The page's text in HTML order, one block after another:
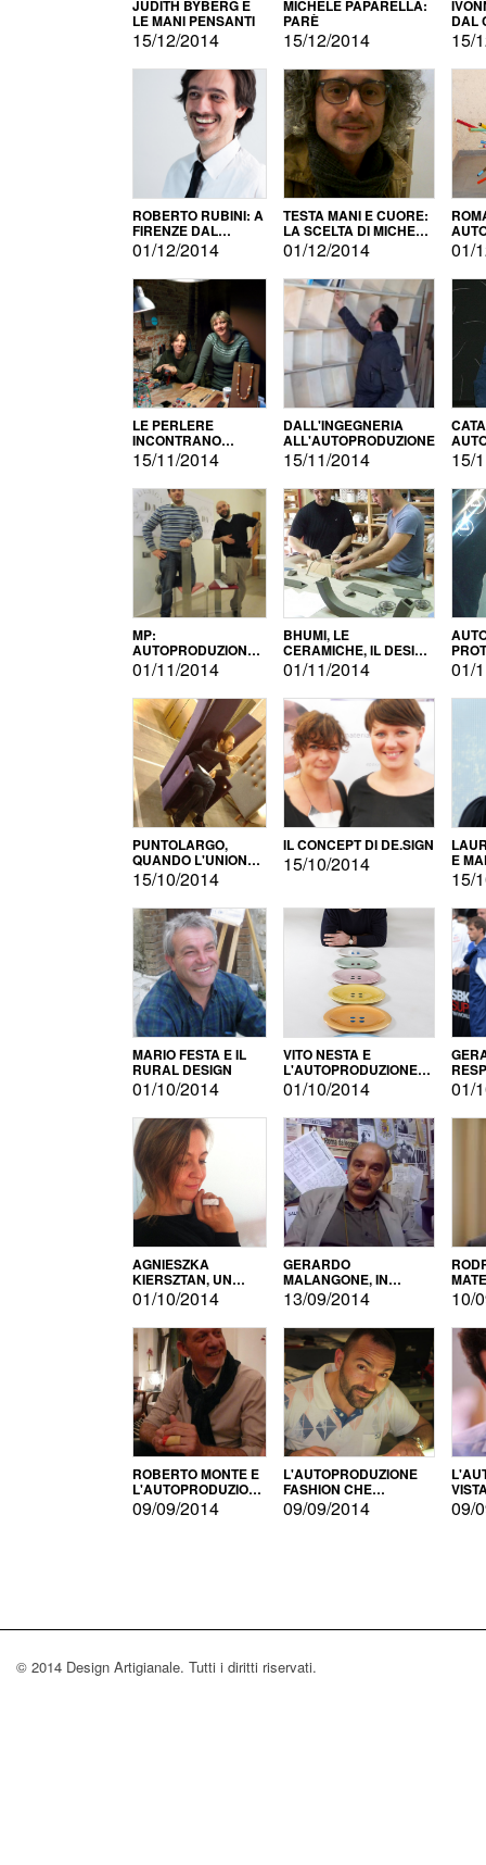
JUDITH BYBERG E
LE MANI PENSANTI
15/12/2014
MICHELE PAPARELLA:
PARÈ
15/12/2014
DAL
15/
ROBERTO RUBINI: A
FIRENZE DAL
PRODOTTO ALLA
PROMOZIONE
01/12/2014
TESTA MANI E CUORE:
LA SCELTA DI MICHELE
BARBERIO
01/12/2014 01/
LE PERLERE
INCONTRANO
L'AUTOPRODUZIONE
15/11/2014
DALL'INGEGNERIA
ALL'AUTOPRODUZIONE
15/11/2014 15/
MP:
AUTOPRODUZIONE
E INNOVAZIONE
01/11/2014
BHUMI, LE
CERAMICHE, IL DESIGN
E L'AUTOPRODUZIONE
01/11/2014 01/
PUNTOLARGO,
QUANDO L'UNIONE
FA LA FORZA E
VINCE
15/10/2014
IL CONCEPT DI DE.SIGN
15/10/2014 E
15/
MARIO FESTA E IL
RURAL DESIGN
01/10/2014
VITO NESTA E
L'AUTOPRODUZIONE
COME RECUPERO DEI
SIMBOLI
01/10/2014 01/
AGNIESZKA
KIERSZTAN, UN
MODELLO DI
AUTOPRODUZIONE
01/10/2014
GERARDO
MALANGONE, IN
GIURIA PER IL
CONCORSO
LETTERARIO
13/09/2014 10/
ROBERTO MONTE E
L'AUTOPRODUZIONE
CON IL CENSIMENTO
09/09/2014
L'AUTOPRODUZIONE
FASHION CHE
CONQUISTA GLI USA
09/09/2014 09/
© 2014 Design Artigianale. Tutti i diritti riservati.